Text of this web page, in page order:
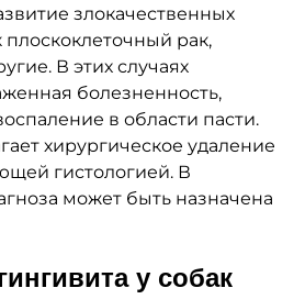
злокачественных
плоскоклеточный рак,
В этих случаях
болезненность,
в области пасти.
хирургическое удаление
гистологией. В
может быть назначена
у собак